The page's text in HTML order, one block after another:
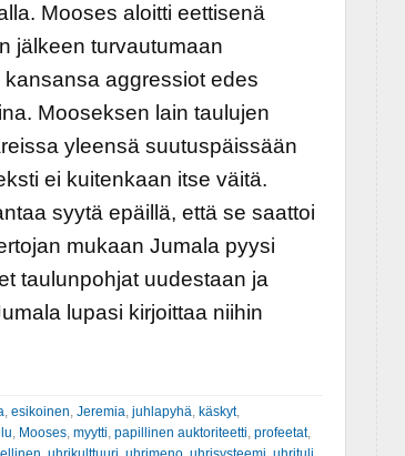
Mooses aloitti eettisenä
jälkeen turvautumaan
aggressiot edes
Mooseksen lain taulujen
yleensä suutuspäissään
ei kuitenkaan itse väitä.
syytä epäillä, että se saattoi
mukaan Jumala pyysi
taulunpohjat uudestaan ja
lupasi kirjoittaa niihin
esikoinen Jeremia juhlapyhä käskyt,
Mooses, myytti papillinen auktoriteetti profeetat,